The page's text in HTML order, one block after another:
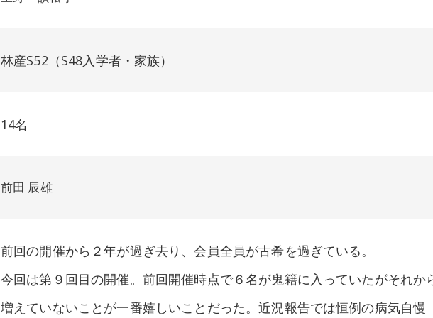
林産S52（S48入学者・家族）
14名
前田 辰雄
前回の開催から２年が過ぎ去り、会員全員が古希を過ぎている。
今回は第９回目の開催。前回開催時点で６名が鬼籍に入っていたがそれか
増えていないことが一番嬉しいことだった。近況報告では恒例の病気自慢